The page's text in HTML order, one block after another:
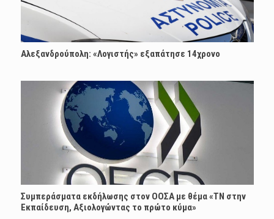
Αλεξανδρούπολη: «Λογιστής» εξαπάτησε 14χρονο
Συμπεράσματα εκδήλωσης στον ΟΟΣΑ με θέμα «ΤΝ στην
Εκπαίδευση, Αξιολογώντας το πρώτο κύμα»